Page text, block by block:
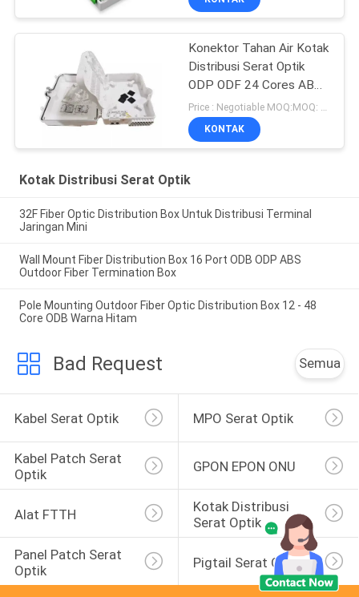
Konektor Tahan Air Kotak
Distribusi Serat Optik
ODP ODF 24 Cores ABS
Plastik
KONTAK
Kotak Distribusi Serat Optik
32F Fiber Optic Distribution Box Untuk Distribusi Terminal
Jaringan Mini
Wall Mount Fiber Distribution Box 16 Port ODB ODP ABS
Outdoor Fiber Termination Box
Pole Mounting Outdoor Fiber Optic Distribution Box 12 - 48
Core ODB Warna Hitam
Bad Request Semua
Kabel Serat Optik MPO Serat Optik
Kabel Patch Serat
Optik
GPON EPON ONU
Alat FTTH
Kotak Distribusi
Serat Optik
Panel Patch Serat
Optik
Pigtail Serat Optik